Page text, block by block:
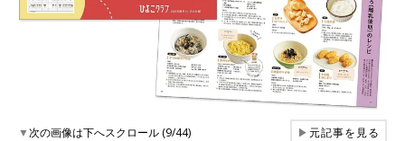
▼次の画像は下へスクロール (9/44) ▶元記事を見る